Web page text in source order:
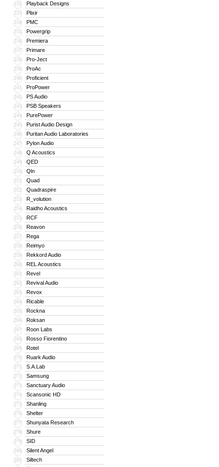
232 Playback Designs
233 Plixir
234 PMC
235 Powergrip
236 Premiera
237 Primare
238 Pro-Ject
239 ProAc
240 Proficient
241 ProPower
242 PS Audio
243 PSB Speakers
244 PurePower
245 Purist Audio Design
246 Puritan Audio Laboratories
247 Pylon Audio
248 Q Acoustics
249 QED
250 Qln
251 Quad
252 Quadraspire
253 R_volution
254 Raidho Acoustics
255 RCF
256 Reavon
257 Rega
258 Reimyo
259 Rekkord Audio
260 REL Acoustics
261 Revel
262 Revival Audio
263 Revox
264 Ricable
265 Rockna
266 Roksan
267 Roon Labs
268 Rosso Fiorentino
269 Rotel
270 Ruark Audio
271 S.A.Lab
272 Samsung
273 Sanctuary Audio
274 Scansonic HD
275 Shanling
276 Shelter
277 Shunyata Research
278 Shure
279 SID
280 Silent Angel
281 Siltech